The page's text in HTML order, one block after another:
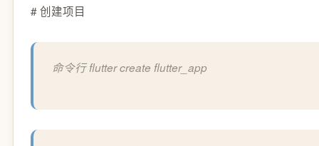
# 创建项目
命令行 flutter create flutter_app